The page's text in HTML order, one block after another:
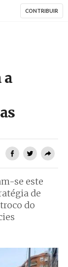
CONTRIBUIR
a
se este
de
do